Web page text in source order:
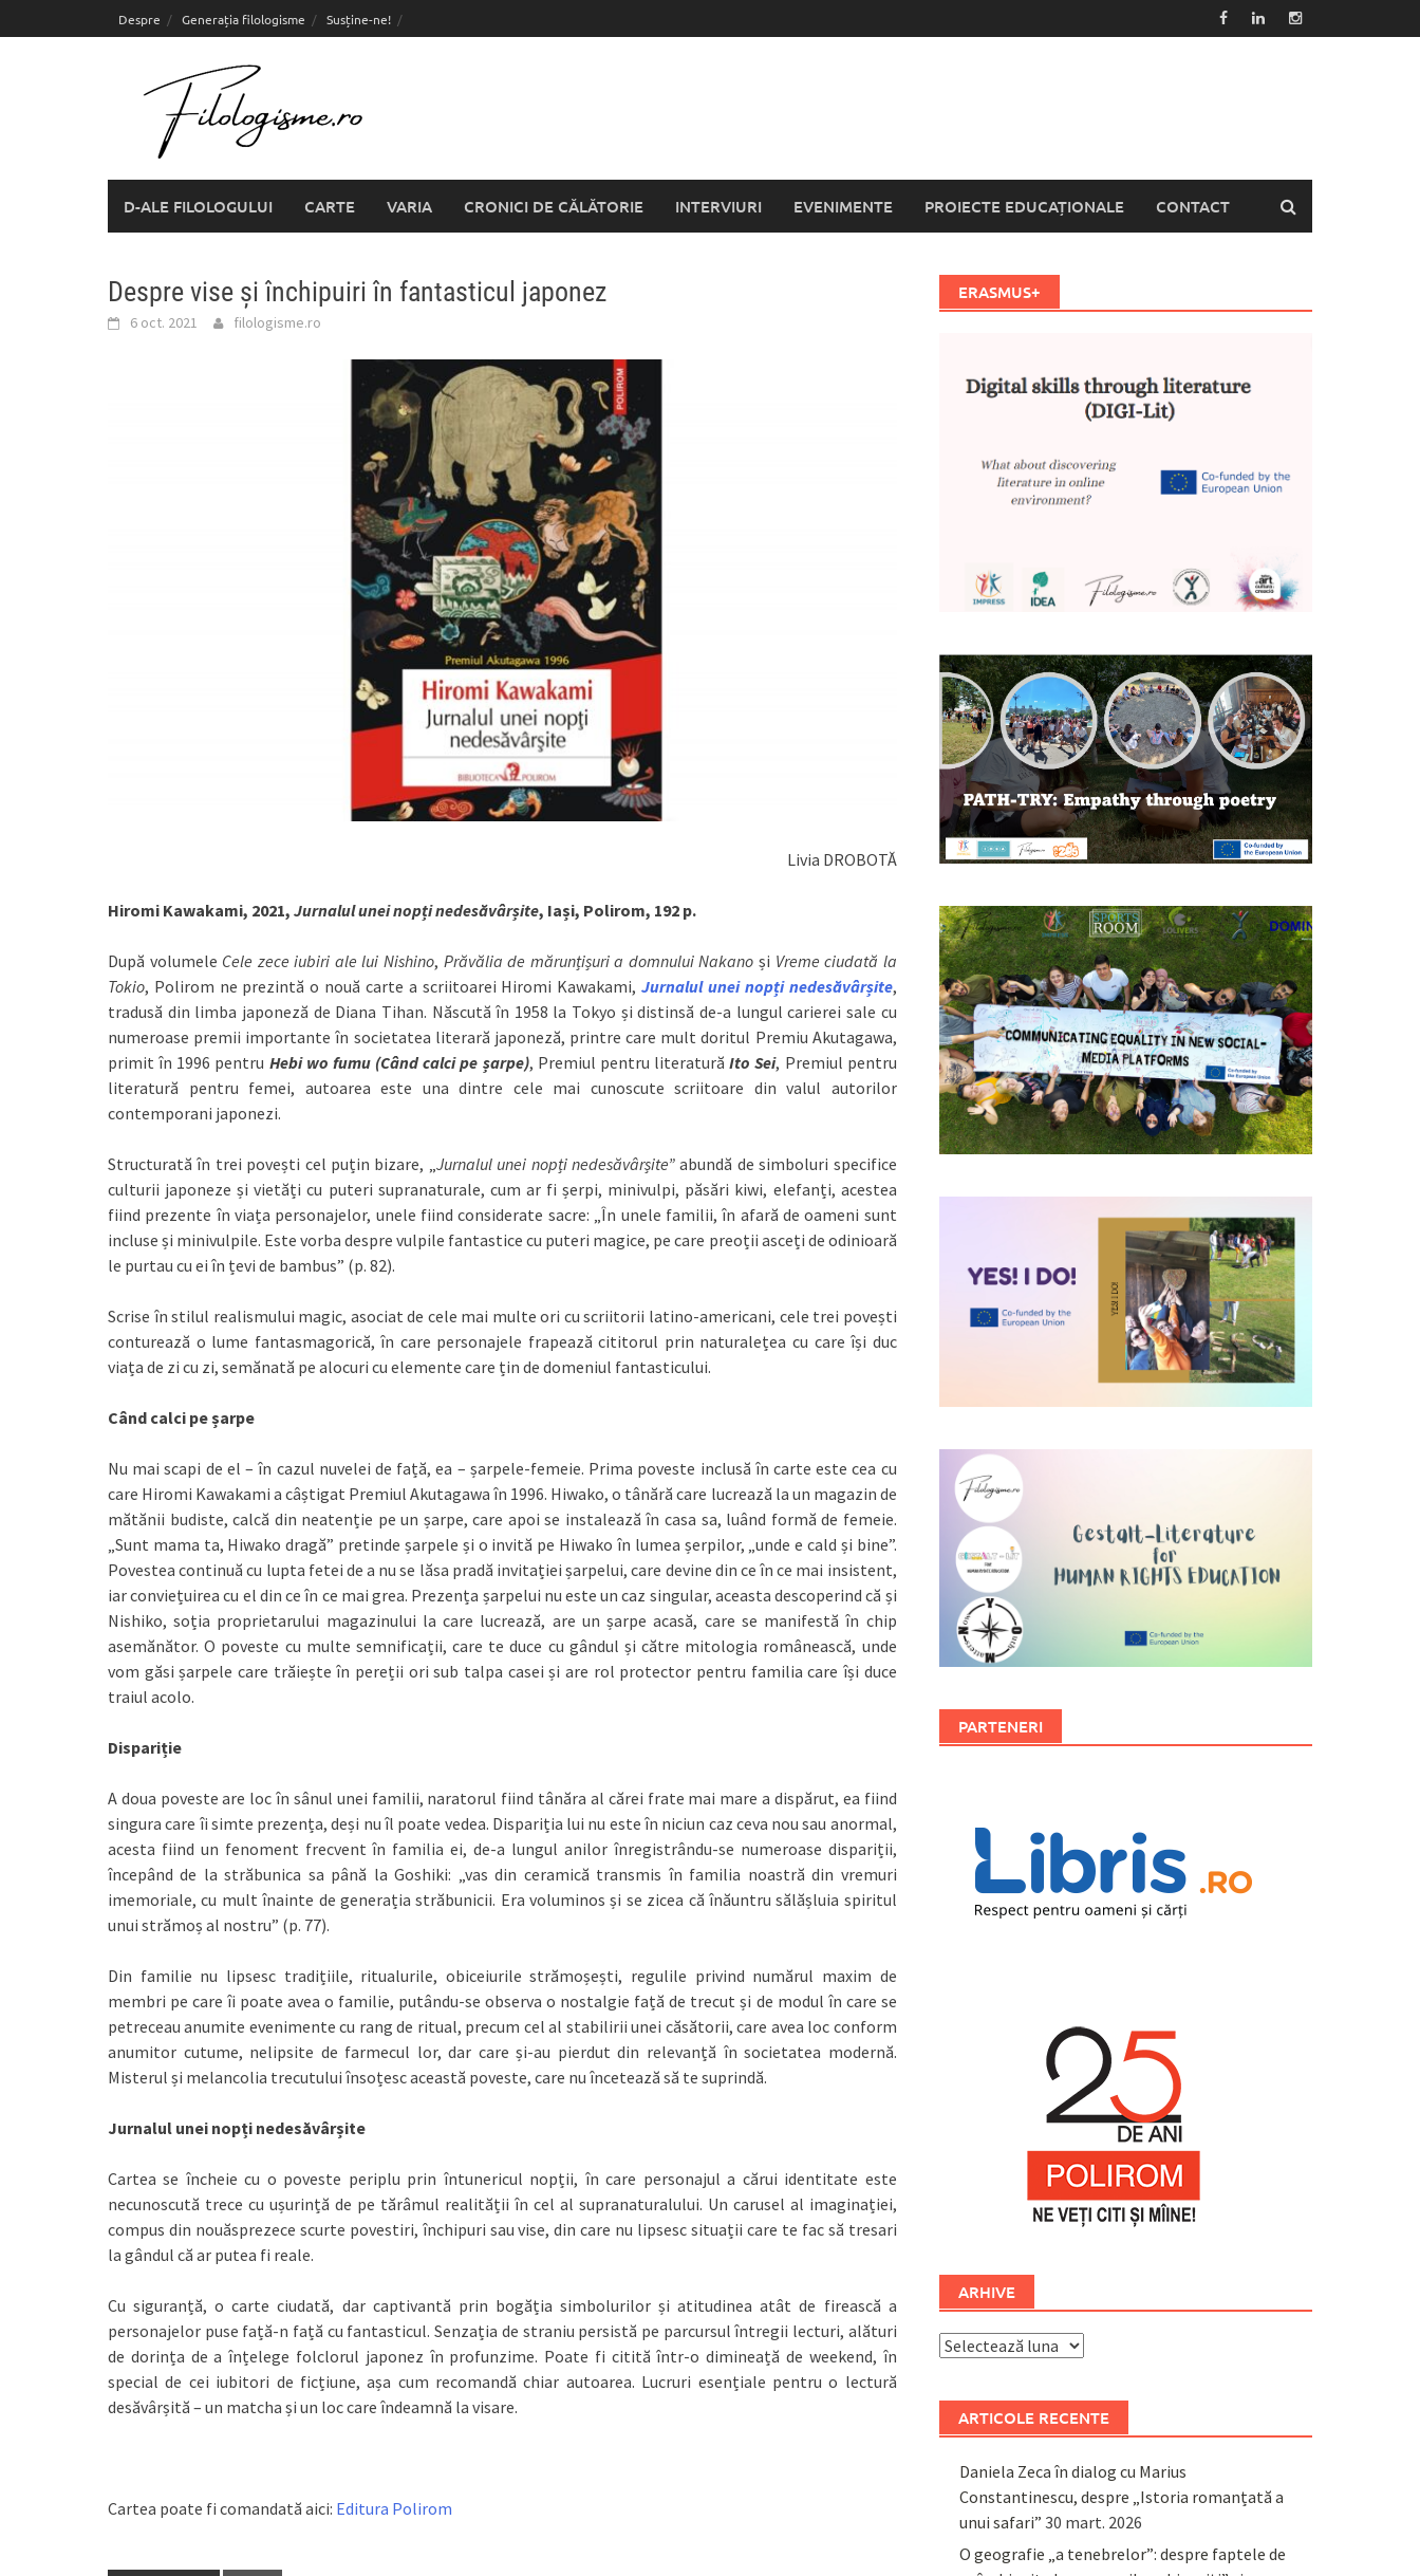
to
Despre Generația filologisme Susține-ne!
D-ALE FILOLOGULUI CARTE VARIA CRONICI DE CĂLĂTORIE INTERVIURI EVENIMENTE PROIECTE EDUCAȚIONALE CONTACT
Despre vise și închipuiri în fantasticul japonez
6 oct. 2021 filologisme.ro
Livia DROBOTĂ
Hiromi Kawakami, 2021, Jurnalul unei nopți nedesăvârșite, Iași, Polirom, 192 p.
După volumele Cele zece iubiri ale lui Nishino, Prăvălia de mărunțișuri a domnului Nakano și Vreme ciudată la
Tokio, Polirom ne prezintă o nouă carte a scriitoarei Hiromi Kawakami,Jurnalul unei nopți nedesăvârșite,
tradusă din limba japoneză de Diana Tihan. Născută în 1958 la Tokyo și distinsă de-a lungul carierei sale cu
numeroase premii importante în societatea literară japoneză, printre care mult doritul Premiu Akutagawa,
primit în 1996 pentru Hebi wo fumu (Când calci pe șarpe), Premiul pentru literaturăIto Sei, Premiul pentru
literatură pentru femei, autoarea este una dintre cele mai cunoscute scriitoare din valul autorilor
contemporani japonezi.
Structurată în trei povești cel puțin bizare, „ Jurnalul unei nopți nedesăvârșite”abundă de simboluri specifice
culturii japoneze și vietăți cu puteri supranaturale, cum ar fi șerpi, minivulpi, păsări kiwi, elefanți, acestea
fiind prezente în viața personajelor, unele fiind considerate sacre: „În unele familii, în afară de oameni sunt
incluse și minivulpile. Este vorba despre vulpile fantastice cu puteri magice, pe care preoții asceți de odinioară
le purtau cu ei în țevi de bambus” (p. 82).
Scrise în stilul realismului magic, asociat de cele mai multe ori cu scriitorii latino-americani, cele trei povești
conturează o lume fantasmagorică, în care personajele frapează cititorul prin naturalețea cu care își duc
viața de zi cu zi, semănată pe alocuri cu elemente care țin de domeniul fantasticului.
Când calci pe șarpe
Nu mai scapi de el – în cazul nuvelei de față, ea – șarpele-femeie. Prima poveste inclusă în carte este cea cu
care Hiromi Kawakami a câștigat Premiul Akutagawa în 1996. Hiwako, o tânără care lucrează la un magazin de
mătănii budiste, calcă din neatenție pe un șarpe, care apoi se instalează în casa sa, luând formă de femeie.
„Sunt mama ta, Hiwako dragă” pretinde șarpele și o invită pe Hiwako în lumea șerpilor, „unde e cald și bine”.
Povestea continuă cu lupta fetei de a nu se lăsa pradă invitației șarpelui, care devine din ce în ce mai insistent,
iar conviețuirea cu el din ce în ce mai grea. Prezența șarpelui nu este un caz singular, aceasta descoperind că și
Nishiko, soția proprietarului magazinului la care lucrează, are un șarpe acasă, care se manifestă în chip
asemănător. O poveste cu multe semnificații, care te duce cu gândul și către mitologia românească, unde
vom găsi șarpele care trăiește în pereții ori sub talpa casei și are rol protector pentru familia care își duce
traiul acolo.
Dispariție
A doua poveste are loc în sânul unei familii, naratorul fiind tânăra al cărei frate mai mare a dispărut, ea fiind
singura care îi simte prezența, deși nu îl poate vedea. Dispariția lui nu este în niciun caz ceva nou sau anormal,
acesta fiind un fenoment frecvent în familia ei, de-a lungul anilor înregistrându-se numeroase dispariții,
începând de la străbunica sa până la Goshiki: „vas din ceramică transmis în familia noastră din vremuri
imemoriale, cu mult înainte de generația străbunicii. Era voluminos și se zicea că înăuntru sălășluia spiritul
unui strămoș al nostru” (p. 77).
Din familie nu lipsesc tradițiile, ritualurile, obiceiurile strămoșești, regulile privind numărul maxim de
membri pe care îi poate avea o familie, putându-se observa o nostalgie față de trecut și de modul în care se
petreceau anumite evenimente cu rang de ritual, precum cel al stabilirii unei căsătorii, care avea loc conform
anumitor cutume, nelipsite de farmecul lor, dar care și-au pierdut din relevanță în societatea modernă.
Misterul și melancolia trecutului însoțesc această poveste, care nu încetează să te suprindă.
Jurnalul unei nopți nedesăvârșite
Cartea se încheie cu o poveste periplu prin întunericul nopții, în care personajul a cărui identitate este
necunoscută trece cu ușurință de pe tărâmul realității în cel al supranaturalului. Un carusel al imaginației,
compus din nouăsprezece scurte povestiri, închipuri sau vise, din care nu lipsesc situații care te fac să tresari
la gândul că ar putea fi reale.
Cu siguranță, o carte ciudată, dar captivantă prin bogăția simbolurilor și atitudinea atât de firească a
personajelor puse față-n față cu fantasticul. Senzația de straniu persistă pe parcursul întregii lecturi, alături
de dorința de a înțelege folclorul japonez în profunzime. Poate fi citită într-o dimineață de weekend, în
special de cei iubitori de ficțiune, așa cum recomandă chiar autoarea. Lucruri esențiale pentru o lectură
desăvârșită – un matcha și un loc care îndeamnă la visare.
Cartea poate fi comandată aici: Editura Polirom
ERASMUS+
PARTENERI
ARHIVE
Arhive
ARTICOLE RECENTE
Daniela Zeca în dialog cu Marius
Constantinescu, despre „Istoria romanțată a
unui safari” 30 mart. 2026
O geografie „a tenebrelor”: despre faptele de